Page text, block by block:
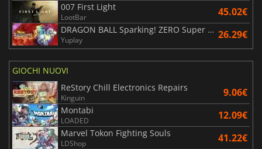
007 First Light
LootBar 45.02€
DRAGON BALL Sparking! ZERO Super Limit Breaking NEO
Yuplay 26.29€
GIOCHI NUOVI
ReStory Chill Electronics Repairs
Kinguin 9.06€
Montabi
LOADED 12.09€
Marvel Tokon Fighting Souls
LDShop 41.22€